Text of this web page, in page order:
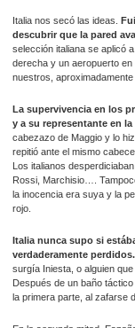
Italia nos secó las ideas.
descubrir que la pared
selección italiana se aplicó
derecha y un aeropuerto
nuestros, aproximadamente
La supervivencia en los
y a su representante en
cabezazo de Maggio y lo
repitió ante el mismo
Los italianos
Rossi, Marchisio….
la inocencia era suya y la
rojo.
Italia nunca supo si
verdaderamente
surgía Iniesta, o alguien
Después de un baño
la primera parte, al zafarse